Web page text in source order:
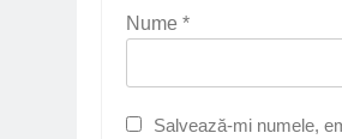
Nume *
Salvează-mi numele,